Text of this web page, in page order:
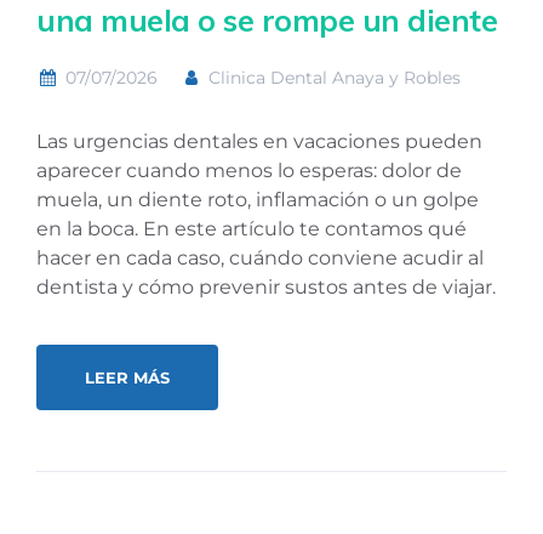
una muela o se rompe un diente
07/07/2026 Clinica Dental Anaya y Robles
Las urgencias dentales en vacaciones pueden
aparecer cuando menos lo esperas: dolor de
muela, un diente roto, inflamación o un golpe
en la boca. En este artículo te contamos qué
hacer en cada caso, cuándo conviene acudir al
dentista y cómo prevenir sustos antes de viajar.
LEER MÁS